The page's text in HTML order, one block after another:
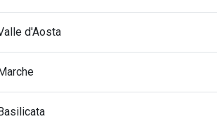
d'Aosta